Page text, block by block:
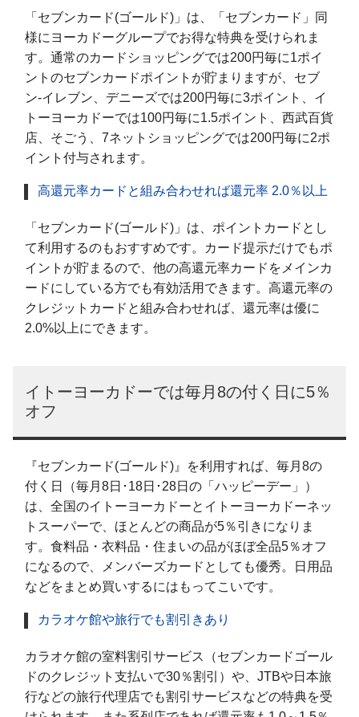
「セブンカード(ゴールド)」は、「セブンカード」同
様にヨーカドーグループでお得な特典を受けられま
す。通常のカードショッピングでは200円毎に1ポイ
ントのセブンカードポイントが貯まりますが、セブ
ン-イレブン、デニーズでは200円毎に3ポイント、イ
トーヨーカドーでは100円毎に1.5ポイント、西武百貨
店、そごう、7ネットショッピングでは200円毎に2ポ
イント付与されます。
高還元率カードと組み合わせれば還元率 2.0％以上
「セブンカード(ゴールド)」は、ポイントカードとし
て利用するのもおすすめです。カード提示だけでもポ
イントが貯まるので、他の高還元率カードをメインカ
ードにしている方でも有効活用できます。高還元率の
クレジットカードと組み合わせれば、還元率は優に
2.0%以上にできます。
イトーヨーカドーでは毎月8の付く日に5％
オフ
『セブンカード(ゴールド)』を利用すれば、毎月8の
付く日（毎月8日･18日･28日の「ハッピーデー」）
は、全国のイトーヨーカドーとイトーヨーカドーネッ
トスーパーで、ほとんどの商品が5％引きになりま
す。食料品・衣料品・住まいの品がほぼ全品5％オフ
になるので、メンバーズカードとしても優秀。日用品
などをまとめ買いするにはもってこいです。
カラオケ館や旅行でも割引きあり
カラオケ館の室料割引サービス（セブンカードゴール
ドのクレジット支払いで30％割引）や、JTBや日本旅
行などの旅行代理店でも割引サービスなどの特典を受